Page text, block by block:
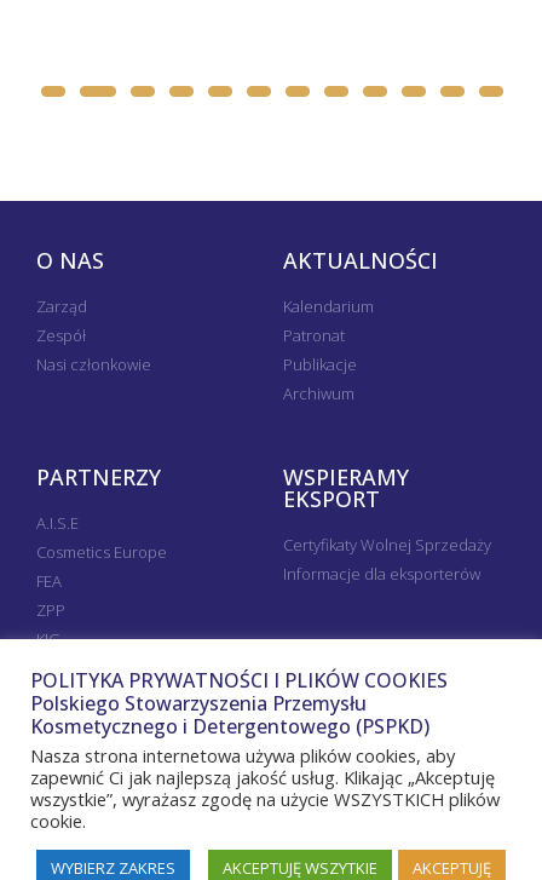
O NAS
Zarząd
Zespół
Nasi członkowie
AKTUALNOŚCI
Kalendarium
Patronat
Publikacje
Archiwum
PARTNERZY
A.I.S.E
Cosmetics Europe
FEA
ZPP
KIG
WSPIERAMY
EKSPORT
Certyfikaty Wolnej Sprzedaży
Informacje dla eksporterów
POLITYKA PRYWATNOŚCI I PLIKÓW COOKIES
Polskiego Stowarzyszenia Przemysłu
Kosmetycznego i Detergentowego (PSPKD)
Nasza strona internetowa używa plików cookies, aby
zapewnić Ci jak najlepszą jakość usług. Klikając „Akceptuję
wszystkie”, wyrażasz zgodę na użycie WSZYSTKICH plików
cookie.
WYBIERZ ZAKRES AKCEPTUJĘ WSZYTKIE AKCEPTUJĘ